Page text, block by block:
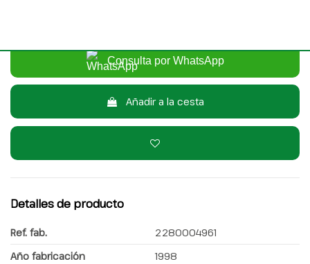
Consulta por WhatsApp
Añadir a la cesta
Detalles de producto
Ref. fab.
2280004961
Año fabricación
1998